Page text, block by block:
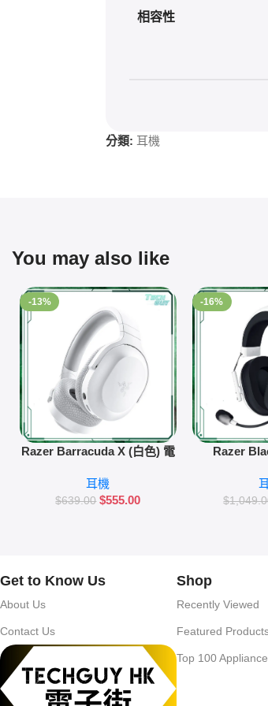
相容性
分類: 耳機
You may also like
-13%
加入購物車
Razer Barracuda X (白色) 電
耳機
$639.00 $555.00
-16%
加入購物車
Razer
$
Get to Know Us
About Us
Contact Us
Shop
Recently Viewed
Featured
Top 100